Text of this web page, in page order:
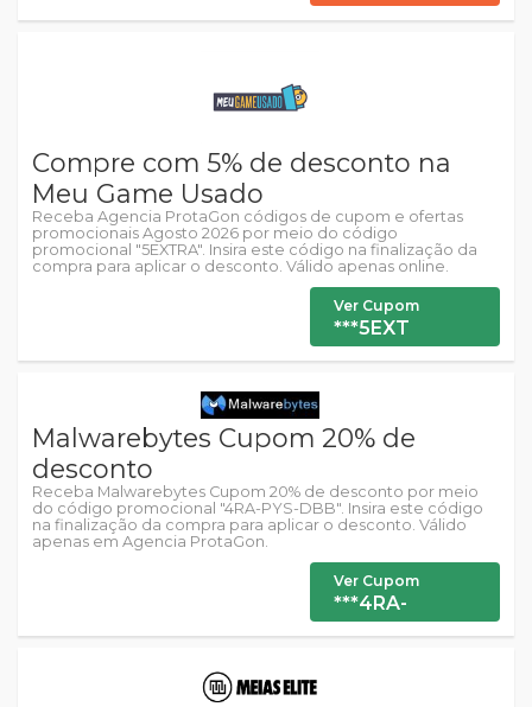
Compre com 5% de desconto na
Meu Game Usado
Receba Agencia ProtaGon códigos de cupom e ofertas
promocionais Agosto 2026 por meio do código
promocional "5EXTRA". Insira este código na finalização da
compra para aplicar o desconto. Válido apenas online.
Ver Cupom
***5EXT
Malwarebytes Cupom 20% de
desconto
Receba Malwarebytes Cupom 20% de desconto por meio
do código promocional "4RA-PYS-DBB". Insira este código
na finalização da compra para aplicar o desconto. Válido
apenas em Agencia ProtaGon.
Ver Cupom
***4RA-